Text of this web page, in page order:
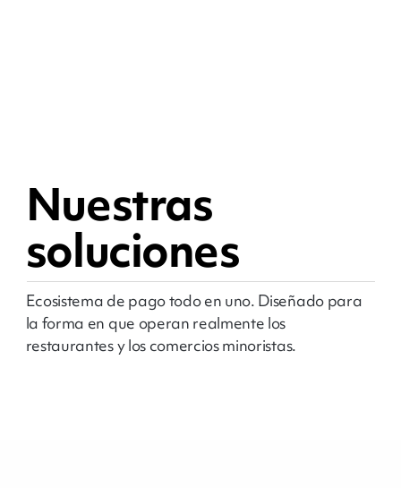
Nuestras
soluciones
Ecosistema de pago todo en uno. Diseñado para
la forma en que operan realmente los
restaurantes y los comercios minoristas.